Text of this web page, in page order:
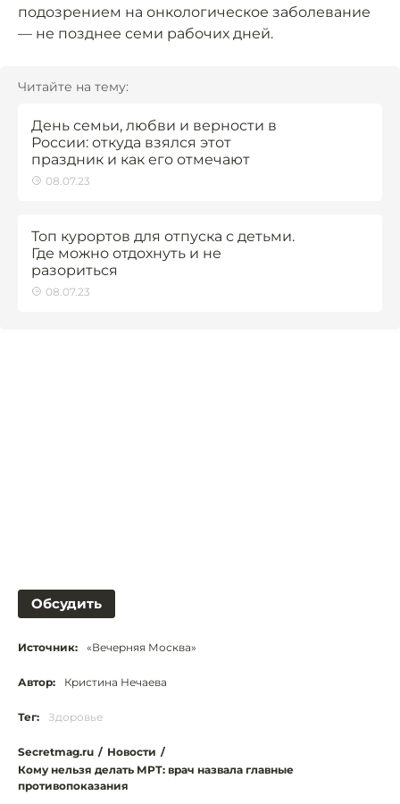
подозрением на онкологическое заболевание
— не позднее семи рабочих дней.
Читайте на тему:
День семьи, любви и верности в
России: откуда взялся этот
праздник и как его отмечают
08.07.23
Топ курортов для отпуска с детьми.
Где можно отдохнуть и не
разориться
08.07.23
Обсудить
Источник: «Вечерняя Москва»
Автор: Кристина Нечаева
Тег: Здоровье
Secretmag.ru / Новости /
Кому нельзя делать МРТ: врач назвала главные
противопоказания